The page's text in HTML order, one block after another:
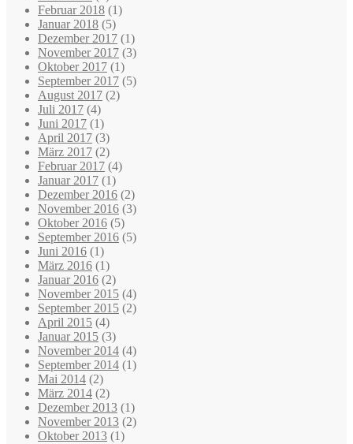
Februar 2018 (1)
Januar 2018 (5)
Dezember 2017 (1)
November 2017 (3)
Oktober 2017 (1)
September 2017 (5)
August 2017 (2)
Juli 2017 (4)
Juni 2017 (1)
April 2017 (3)
März 2017 (2)
Februar 2017 (4)
Januar 2017 (1)
Dezember 2016 (2)
November 2016 (3)
Oktober 2016 (5)
September 2016 (5)
Juni 2016 (1)
März 2016 (1)
Januar 2016 (2)
November 2015 (4)
September 2015 (2)
April 2015 (4)
Januar 2015 (3)
November 2014 (4)
September 2014 (1)
Mai 2014 (2)
März 2014 (2)
Dezember 2013 (1)
November 2013 (2)
Oktober 2013 (1)